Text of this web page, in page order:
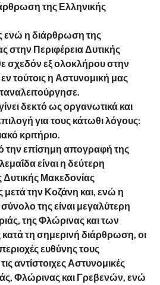
της Ελληνικής
ενώ η διάρθρωση της
στην Περιφέρεια Δυτικής
σχεδόν εξ ολοκλήρου στην
τούτοις η Αστυνομική μας
δεκτό ως οργανωτικά και
για τους κάτωθι λόγους:
κριτήριο.
επίσημη απογραφή της
είναι η δεύτερη
Μακεδονίας
την Κοζάνη και, ενώ η
της είναι μεγαλύτερη
της Φλώρινας και των
τη σημερινή διάρθρωση, οι
ευθύνης τους
αντίστοιχες Αστυνομικές
Φλώρινας και Γρεβενών, ενώ